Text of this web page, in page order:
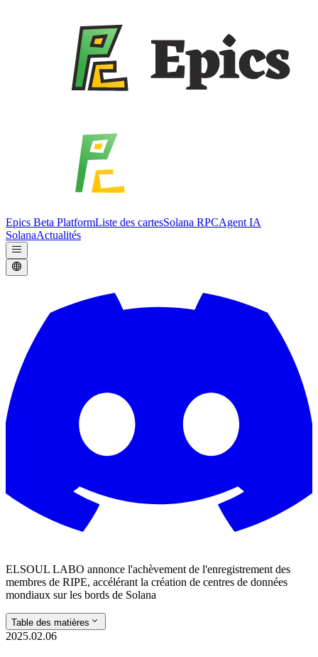
Epics Beta PlatformListe des cartesSolana RPCAgent IA
SolanaActualités
ELSOUL LABO annonce l'achèvement de l'enregistrement des
membres de RIPE, accélérant la création de centres de données
mondiaux sur les bords de Solana
Table des matières
2025.02.06